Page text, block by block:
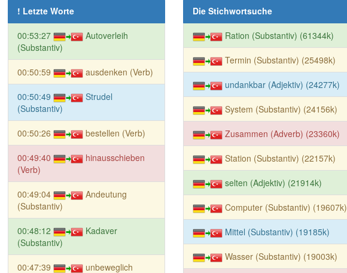
! Letzte Worte
00:53:27
Autoverleih
(Substantiv)
00:50:59 ausdenken (Verb)
00:50:49
Strudel
(Substantiv)
00:50:26 bestellen (Verb)
00:49:40
hinausschieben
(Verb)
00:49:04
Andeutung
(Substantiv)
00:48:12
Kadaver
(Substantiv)
00:47:39
unbeweglich
Die Stichwortsuche
Ration (Substantiv) (61344k)
Termin (Substantiv) (25498k)
undankbar (Adjektiv) (24277k)
System (Substantiv) (24156k)
Zusammen (Adverb) (23360k)
Station (Substantiv) (22157k)
selten (Adjektiv) (21914k)
Computer (Substantiv) (19607k)
Mittel (Substantiv) (19185k)
Wasser (Substantiv) (19003k)